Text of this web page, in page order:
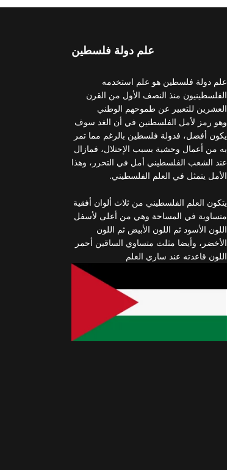
علم دولة فلسطين
علم دولة فلسطين هو علم استخدمه
الفلسطينيون منذ النصف الأول من القرن
العشرين للتعبير عن طموحهم الوطني
وهو رمز لأمل الفلسطنين في أن الغد سوف
يكون أفضل، فدولة فلسطين بالرغم مما تمر
به من أعمال وحشية بسبب الإحتلال، فمازال
عند الشعب الفلسطيني أمل في التحرر، وهذا
الأمل يتمثل في العلم الفلسطيني.
يتكون العلم الفلسطيني من ثلاث ألوان أفقية
متساوية في المساحة وهي من أعلى لأسفل
اللون الأسود ثم اللون الأبيض ثم اللون
الأخضر، وأيضا مثلث متساوي الساقين أحمر
اللون قاعدته عند ساري العلم